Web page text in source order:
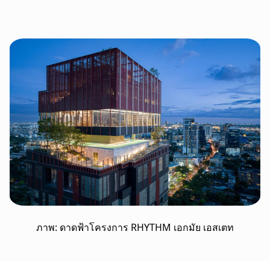
ภาพ: ดาดฟ้าโครงการ RHYTHM เอกมัย เอสเตท